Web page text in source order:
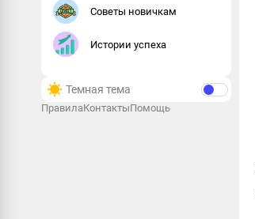
Советы новичкам
Истории успеха
Темная тема
ПравилаКонтактыПомощь